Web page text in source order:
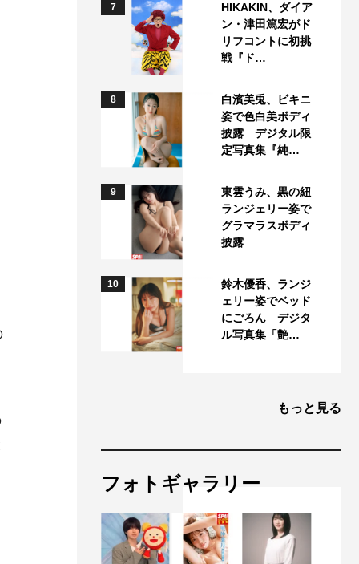
7
HIKAKIN、ダイア
ン・津田篤宏がド
リフコントに初挑
戦『ド…
8
白濱美兎、ビキニ
姿で色白美ボディ
披露 デジタル限
定写真集『純…
9
東雲うみ、黒の紐
ランジェリー姿で
グラマラスボディ
披露
10
鈴木優香、ランジ
ェリー姿でベッド
にごろん デジタ
ル写真集「艶…
もっと見る
フォトギャラリー